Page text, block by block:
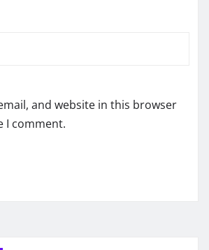
and website in this browser
I comment.